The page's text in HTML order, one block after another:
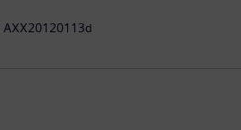
AXX20120113d